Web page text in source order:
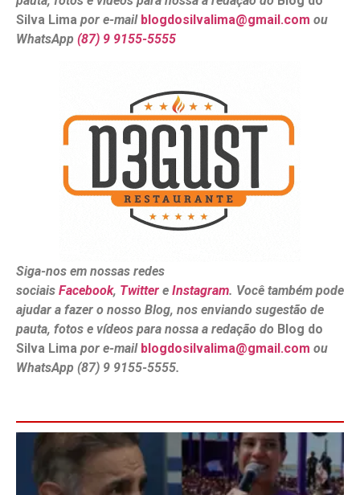
Silva Lima por e-mail blogdosilvalima@gmail.com ou
WhatsApp (87) 9 9155-5555
Siga-nos em nossas redes
sociais Facebook, Twitter e Instagram. Você também pode
ajudar a fazer o nosso Blog, nos enviando sugestão de
pauta, fotos e vídeos para nossa a redação do Blog do
Silva Lima por e-mail blogdosilvalima@gmail.com ou
WhatsApp (87) 9 9155-5555.